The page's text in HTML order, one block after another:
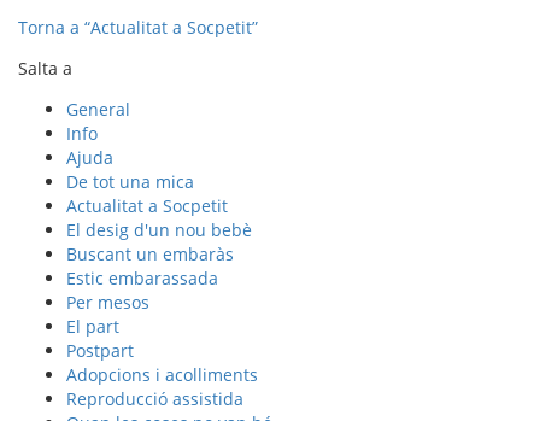
Torna a “Actualitat a Socpetit”
Salta a
General
Info
Ajuda
De tot una mica
Actualitat a Socpetit
El desig d'un nou bebè
Buscant un embaràs
Estic embarassada
Per mesos
El part
Postpart
Adopcions i acolliments
Reproducció assistida